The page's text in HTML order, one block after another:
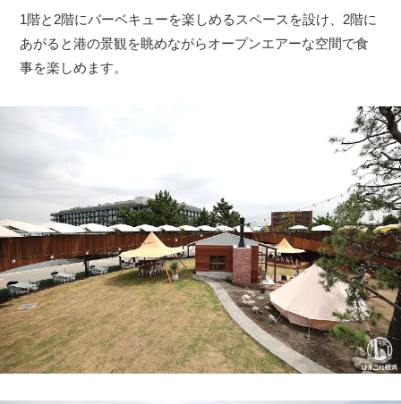
1階と2階にバーベキューを楽しめるスペースを設け、2階に
あがると港の景観を眺めながらオープンエアーな空間で食
事を楽しめます。